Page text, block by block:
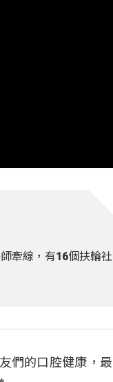
牽線，有16個扶輪社
們的口腔健康，最